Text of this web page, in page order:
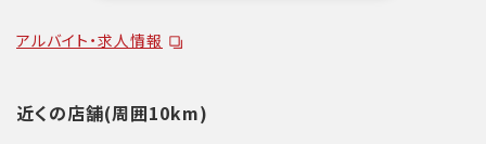
アルバイト・求人情報
近くの店舗(周囲10km)